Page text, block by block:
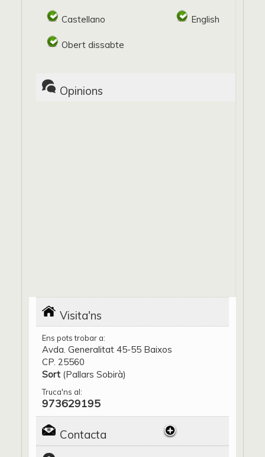
Castellano English
Obert dissabte
Opinions
Visita'ns
Ens pots trobar a:
Avda. Generalitat 45-55 Baixos
CP. 25560
Sort (Pallars Sobirà)
Truca'ns al:
973629195
Contacta